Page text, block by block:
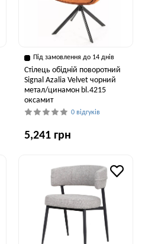
Під замовлення до 14 днів
Стілець обідній поворотний
Signal Azalia Velvet чорний
метал/цинамон bl.4215
оксамит
0 відгуків
5,241 грн